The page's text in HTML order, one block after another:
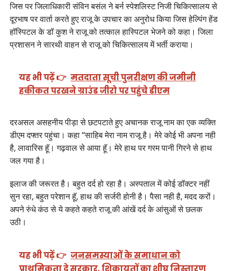
जिस पर जिलाधिकारी संविन बसंल ने बर्न स्पेशलिस्ट निजी चिकित्सालय से
दूरभाष पर वार्ता करते हुए राजू के उपचार का अनुरोध किया जिस हेल्पिंग हेंड
हॉस्पिटल के डॉ कुश ने राजू को तत्काल हास्पिटल भेजने को कहा। जिला
प्रशासन ने सारथी वाहन से राजू को चिकित्सालय में भर्ती कराया।
यह भी पढ़ें 👉 मतदाता सूची पुनरीक्षण की जमीनी
हकीकत परखने ग्राउंड जीरो पर पहुंचे डीएम
दरअसल असहनीय पीड़ा से छटपटाते हुए अचानक राजू नाम का एक व्यक्ति
डीएम दफ्तर पहुंचा। कहा ‘‘साहिब मेरा नाम राजू है। मेरे कोई भी अपना नही
है, लावारिस हूॅ। गढ़वाल से आया हूॅ। मेरे हाथ पर गरम पानी गिरने से हाथ
जल गया है।
इलाज की जरूरत है। बहुत दर्द हो रहा है। अस्पताल में कोई डॉक्टर नहीं
सुन रहा, बहुत परेशान हूॅ, हाथ की सर्जरी होनी है। पैसा नही है, मदद करों।
अपने रुंधे कंठ से ये कहते कहते राजू की आंखें दर्द के आंसुओं से छलक
उठी।
यह भी पढ़ें 👉 जनसमस्याओं के समाधान को
प्राथमिकता दे सरकार, शिकायतों का शीघ्र निस्तारण